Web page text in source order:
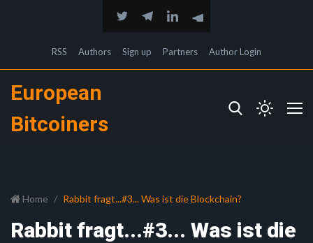
RSS Authors Sign up Partners Author Login
European
Bitcoiners
Home Rabbit fragt...#3... Was ist die Blockchain?
Rabbit fragt...#3... Was ist die